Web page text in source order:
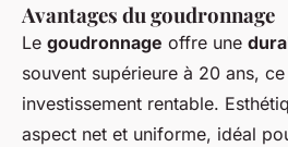
Avantages du goudronnage
Le goudronnage offre une
souvent supérieure à 20 ans,
investissement rentable.
aspect net et uniforme, idéal